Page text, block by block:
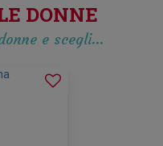
DONNE
e scegli…